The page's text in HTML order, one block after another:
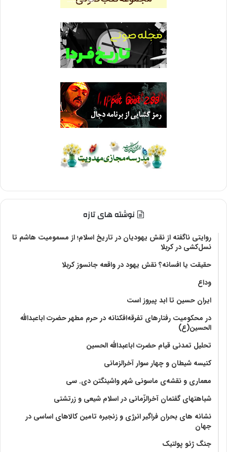
نوشته های تازه
روایتی ناگفته از نقش یهودیان در تاریخ اسلام؛ از مسمومیت هاشم تا
نسل‌کشی در کربلا
حقیقت یا افسانه؟‌ نقش یهود در واقعه جانسوز کربلا
وداع
ایران حسین تا ابد پیروز است
در محکومیت رفتارهای تفرقه‌افکنانه در حرم مطهر حضرت اباعبدالله
الحسین(ع)
تحلیل تمدنی قیام حضرت اباعبدالله الحسین
کنیسه شیطان و چهار سوار آخرالزمانی
معماری و نقشه‌ی ماسونی شهر واشينگتن دی. سی
شباهتهای گفتمان آخر‌الزّمانی در اسلام شیعی و زرتشتی
نشانه های بحران فراگیر انرژی و زنجیره تامین کالاهای اساسی در
جهان
جنگ ژئو پولتیک